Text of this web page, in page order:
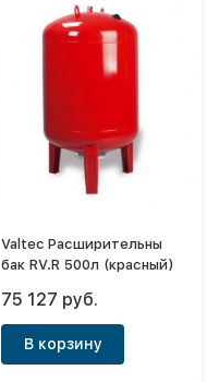
Valtec Расширительны
бак RV.R 500л (красный)
75 127 руб.
В корзину